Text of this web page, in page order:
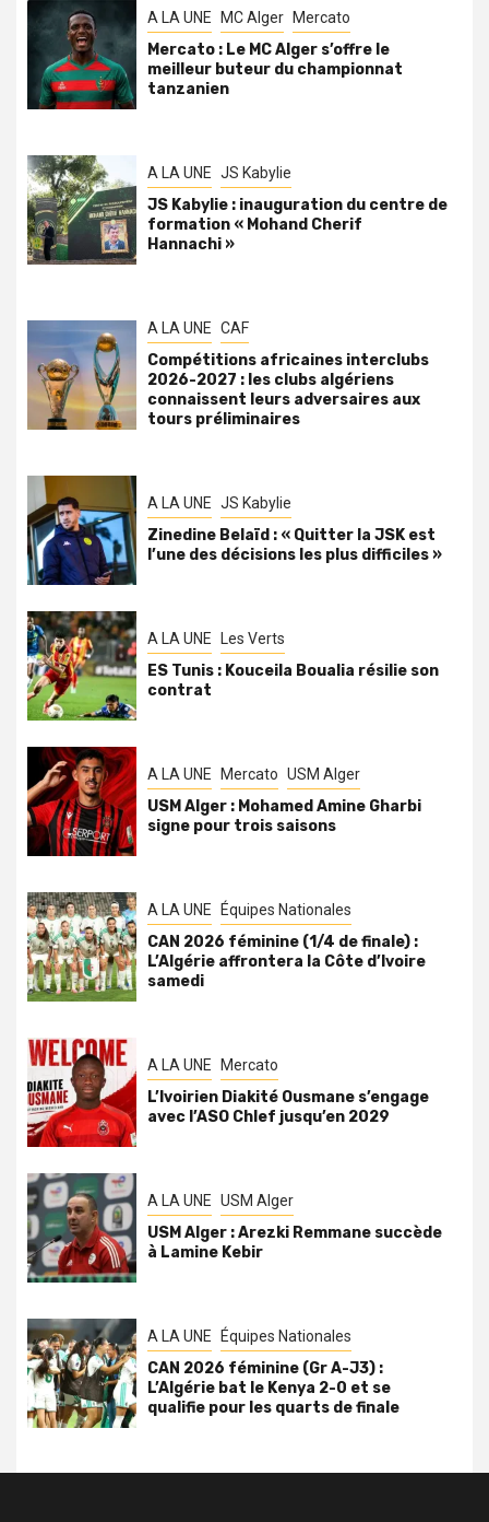
A LA UNE MC Alger Mercato
Mercato : Le MC Alger s’offre le
meilleur buteur du championnat
tanzanien
A LA UNE JS Kabylie
JS Kabylie : inauguration du centre de
formation « Mohand Cherif
Hannachi »
A LA UNE CAF
Compétitions africaines interclubs
2026-2027 : les clubs algériens
connaissent leurs adversaires aux
tours préliminaires
A LA UNE JS Kabylie
Zinedine Belaïd : « Quitter la JSK est
l’une des décisions les plus difficiles »
A LA UNE Les Verts
ES Tunis : Kouceila Boualia résilie son
contrat
A LA UNE Mercato USM Alger
USM Alger : Mohamed Amine Gharbi
signe pour trois saisons
A LA UNE Équipes Nationales
CAN 2026 féminine (1/4 de finale) :
L’Algérie affrontera la Côte d’Ivoire
samedi
A LA UNE Mercato
L’Ivoirien Diakité Ousmane s’engage
avec l’ASO Chlef jusqu’en 2029
A LA UNE USM Alger
USM Alger : Arezki Remmane succède
à Lamine Kebir
A LA UNE Équipes Nationales
CAN 2026 féminine (Gr A-J3) :
L’Algérie bat le Kenya 2-0 et se
qualifie pour les quarts de finale